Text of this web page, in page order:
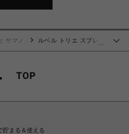
…
ヤマノ
ルベル トリエ スプレー
貯まる＆使える